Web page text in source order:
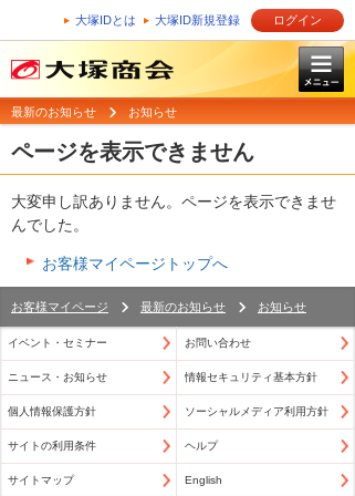
大塚IDとは 大塚ID新規登録 ログイン
最新のお知らせ お知らせ
ページを表示できません
大変申し訳ありません。ページを表示できませ
んでした。
お客様マイページトップへ
お客様マイページ 最新のお知らせ お知らせ
イベント・セミナー お問い合わせ
ニュース・お知らせ 情報セキュリティ基本方針
個人情報保護方針 ソーシャルメディア利用方針
サイトの利用条件 ヘルプ
サイトマップ English